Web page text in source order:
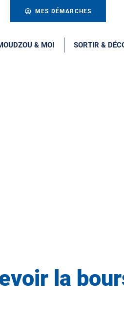
MES DÉMARCHES
& MOI SORTIR &
la